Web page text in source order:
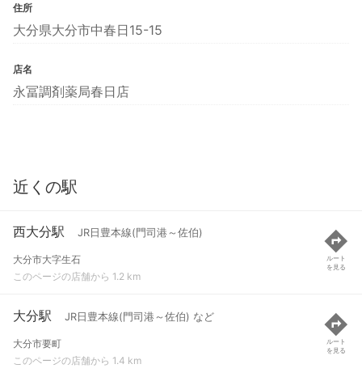
住所
大分県大分市中春日15-15
店名
永冨調剤薬局春日店
近くの駅
西大分駅 JR日豊本線(門司港～佐伯)
大分市大字生石
このページの店舗から 1.2 km
ルート
を見る
大分駅 JR日豊本線(門司港～佐伯) など
大分市要町
このページの店舗から 1.4 km
ルート
を見る